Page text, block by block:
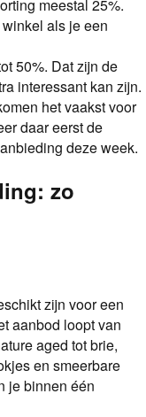
meestal 25%.
als je een
50%. Dat zijn de
interessant kan zijn.
het vaakst voor
daar eerst de
deze week.
zo
zijn voor een
aanbod loopt van
aged tot brie,
en smeerbare
je binnen één